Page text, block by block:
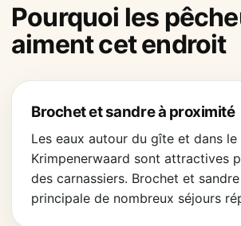
Pourquoi les
aiment cet endroit
Brochet et sandre à proximité
Les eaux autour du gîte et dans le
Krimpenerwaard sont attractives
des carnassiers. Brochet et
principale de nombreux séjours